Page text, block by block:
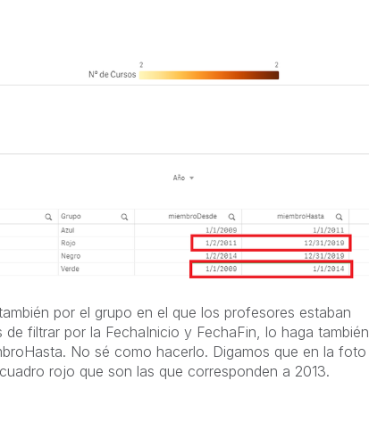
por el grupo en el que los profesores estaban
filtrar por la FechaInicio y FechaFin, lo haga también
No sé como hacerlo. Digamos que en la foto
rojo que son las que corresponden a 2013.